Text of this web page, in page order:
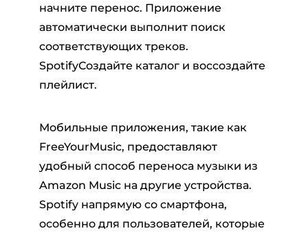
начните перенос. Приложение
автоматически выполнит поиск
соответствующих треков.
SpotifyСоздайте каталог и воссоздайте
плейлист.
Мобильные приложения, такие как
FreeYourMusic, предоставляют
удобный способ переноса музыки из
Amazon Music на другие устройства.
Spotify напрямую со смартфона,
особенно для пользователей, которые